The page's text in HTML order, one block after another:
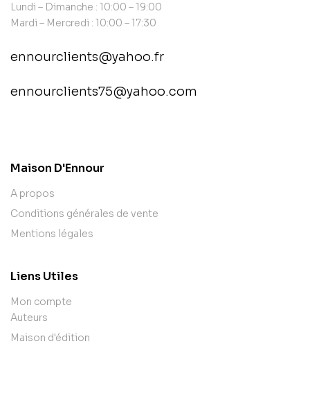
Lundi – Dimanche : 10:00 – 19:00
Mardi – Mercredi : 10:00 – 17:30
ennourclients@yahoo.fr
ennourclients75@yahoo.com
Maison D'Ennour
A propos
Conditions générales de vente
Mentions légales
Liens Utiles
Mon compte
Auteurs
Maison d'édition